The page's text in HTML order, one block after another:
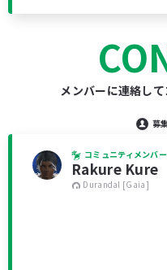
メンバーに連絡し
募
コミュニティメンバー
Rakure Kure
Durandal [Gaia]